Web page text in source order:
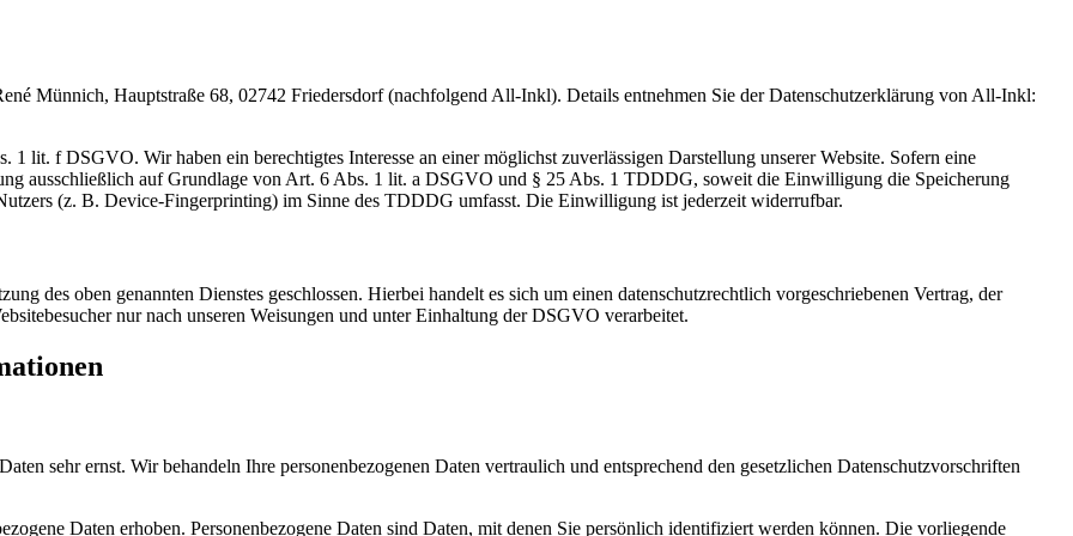
Münnich, Hauptstraße 68, 02742 Friedersdorf (nachfolgend All-Inkl). Details entnehmen Sie der Datenschutzerklärung von All-Inkl:
lit. f DSGVO. Wir haben ein berechtigtes Interesse an einer möglichst zuverlässigen Darstellung unserer Website. Sofern eine
ausschließlich auf Grundlage von Art. 6 Abs. 1 lit. a DSGVO und § 25 Abs. 1 TDDDG, soweit die Einwilligung die Speicherung
(z. B. Device-Fingerprinting) im Sinne des TDDDG umfasst. Die Einwilligung ist jederzeit widerrufbar.
des oben genannten Dienstes geschlossen. Hierbei handelt es sich um einen datenschutzrechtlich vorgeschriebenen Vertrag, der
nur nach unseren Weisungen und unter Einhaltung der DSGVO verarbeitet.
sehr ernst. Wir behandeln Ihre personenbezogenen Daten vertraulich und entsprechend den gesetzlichen Datenschutzvorschriften
Daten erhoben. Personenbezogene Daten sind Daten, mit denen Sie persönlich identifiziert werden können. Die vorliegende